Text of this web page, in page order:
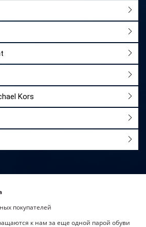
Kors
покупателей
к нам за еще одной парой обуви